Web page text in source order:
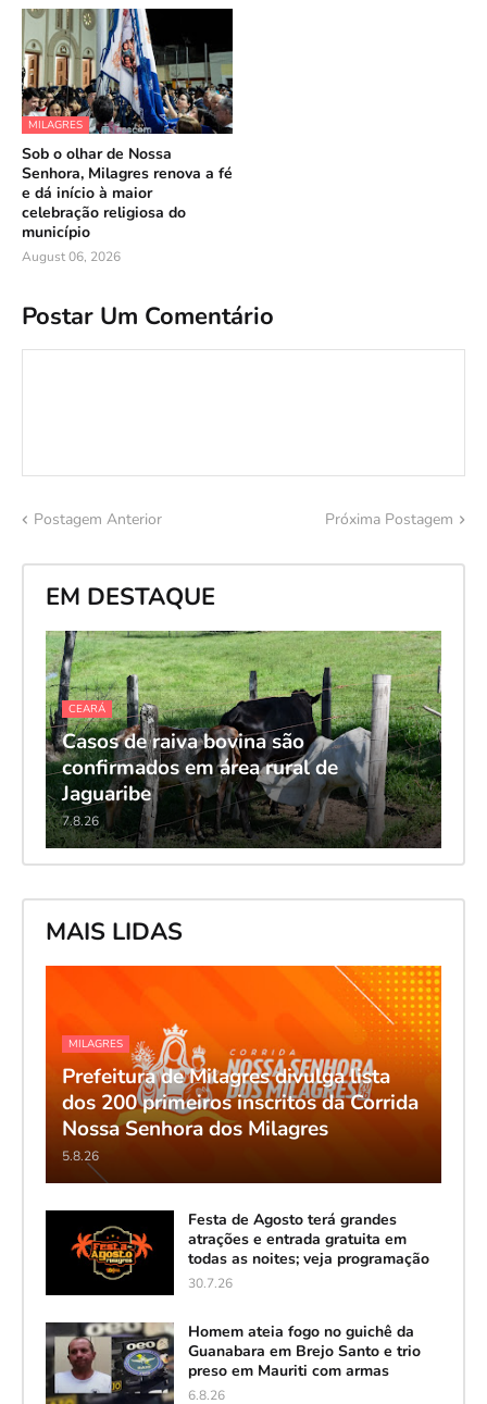
MILAGRES
Sob o olhar de Nossa
Senhora, Milagres renova a fé
e dá início à maior
celebração religiosa do
município
August 06, 2026
Postar Um Comentário
Postagem Anterior Próxima Postagem
EM DESTAQUE
CEARÁ
Casos de raiva bovina são
confirmados em área rural de
Jaguaribe
7.8.26
MAIS LIDAS
MILAGRES
Prefeitura de Milagres divulga lista
dos 200 primeiros inscritos da Corrida
Nossa Senhora dos Milagres
5.8.26
Festa de Agosto terá grandes
atrações e entrada gratuita em
todas as noites; veja programação
30.7.26
Homem ateia fogo no guichê da
Guanabara em Brejo Santo e trio
preso em Mauriti com armas
6.8.26